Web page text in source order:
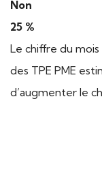
Non
25 %
Le chiffre du mois
des TPE PME
d’augmenter le